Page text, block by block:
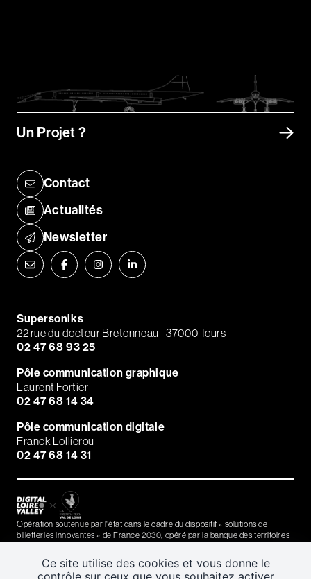
Ce site utilise des cookies et vous donne le
contrôle sur ceux que vous souhaitez activer
Un Projet ?
Contact
Actualités
Newsletter
Supersoniks
22 rue du docteur Bretonneau - 37000 Tours
02 47 68 93 25
Pôle communication graphique
Laurent Fortier
02 47 68 14 34
Pôle communication digitale
Franck Lollierou
02 47 68 14 31
Opération soutenue par l'état dans le cadre du dispositif « solutions de
billetteries innovantes » de France 2030, opéré par la banque des territoires